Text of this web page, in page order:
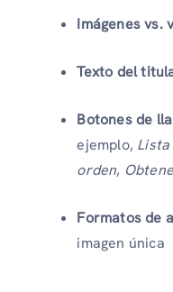
Imágenes vs.
Texto del
Botones de
ejemplo,
orden,
Formatos de
imagen única